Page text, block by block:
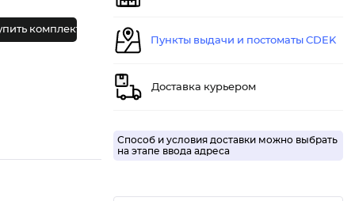
комплект
Пункты выдачи и постоматы CDEK
Доставка курьером
Способ и условия доставки можно выбрать
на этапе ввода адреса